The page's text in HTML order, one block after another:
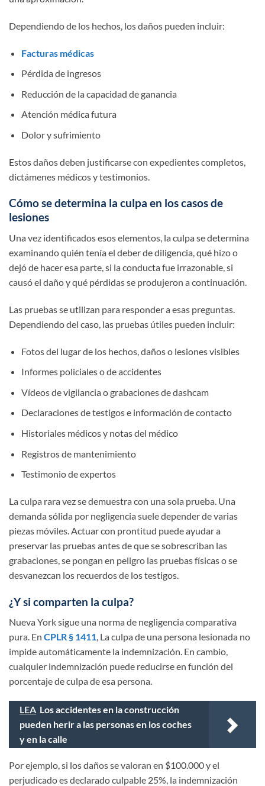
Dependiendo de los hechos, los daños pueden incluir:
Facturas médicas
Pérdida de ingresos
Reducción de la capacidad de ganancia
Atención médica futura
Dolor y sufrimiento
Estos daños deben justificarse con expedientes completos,
dictámenes médicos y testimonios.
Cómo se determina la culpa en los casos de
lesiones
Una vez identificados esos elementos, la culpa se determina
examinando quién tenía el deber de diligencia, qué hizo o
dejó de hacer esa parte, si la conducta fue irrazonable, si
causó el daño y qué pérdidas se produjeron a continuación.
Las pruebas se utilizan para responder a esas preguntas.
Dependiendo del caso, las pruebas útiles pueden incluir:
Fotos del lugar de los hechos, daños o lesiones visibles
Informes policiales o de accidentes
Vídeos de vigilancia o grabaciones de dashcam
Declaraciones de testigos e información de contacto
Historiales médicos y notas del médico
Registros de mantenimiento
Testimonio de expertos
La culpa rara vez se demuestra con una sola prueba. Una
demanda sólida por negligencia suele depender de varias
piezas móviles. Actuar con prontitud puede ayudar a
preservar las pruebas antes de que se sobrescriban las
grabaciones, se pongan en peligro las pruebas físicas o se
desvanezcan los recuerdos de los testigos.
¿Y si comparten la culpa?
Nueva York sigue una norma de negligencia comparativa
pura. En CPLR § 1411, La culpa de una persona lesionada no
impide automáticamente la indemnización. En cambio,
cualquier indemnización puede reducirse en función del
porcentaje de culpa de esa persona.
LEA Los accidentes en la construcción
pueden herir a las personas en los coches
y en la calle
Por ejemplo, si los daños se valoran en $100.000 y el
perjudicado es declarado culpable 25%, la indemnización